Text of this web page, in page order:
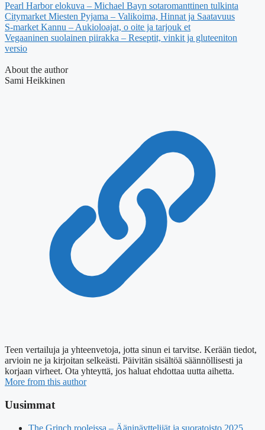
Pearl Harbor elokuva – Michael Bayn sotaromanttinen tulkinta
Citymarket Miesten Pyjama – Valikoima, Hinnat ja Saatavuus
S-market Kannu – Aukioloajat, o oite ja tarjouk et
Vegaaninen suolainen piirakka – Reseptit, vinkit ja gluteeniton
versio
About the author
Sami Heikkinen
Teen vertailuja ja yhteenvetoja, jotta sinun ei tarvitse. Kerään tiedot,
arvioin ne ja kirjoitan selkeästi. Päivitän sisältöä säännöllisesti ja
korjaan virheet. Ota yhteyttä, jos haluat ehdottaa uutta aihetta.
More from this author
Uusimmat
The Grinch rooleissa – Ääninäyttelijät ja suoratoisto 2025